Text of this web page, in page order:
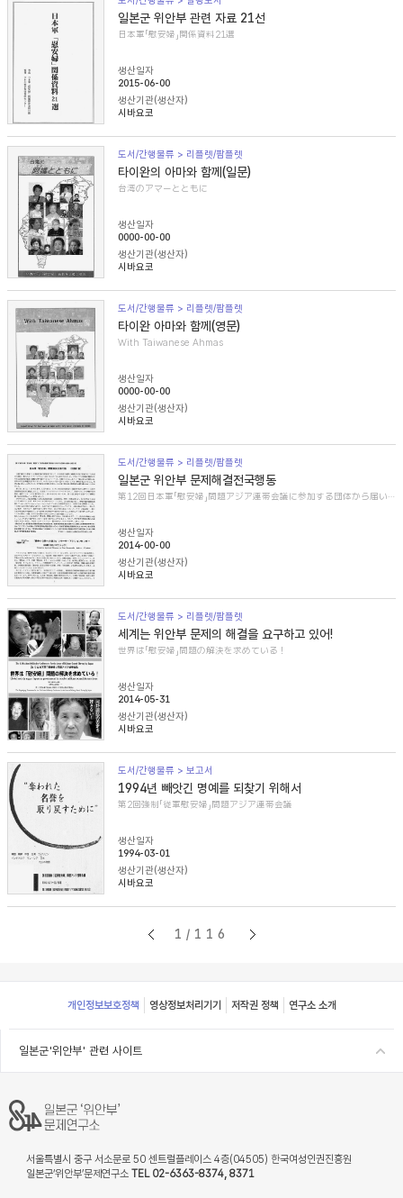
일본군 위안부 관련 자료 21선
日本軍「慰安婦」関係資料21選
생산일자
2015-06-00
생산기관(생산자)
시바요코
도서/간행물류 > 리플렛/팜플렛
타이완의 아마와 함께(일문)
台湾のアマーとともに
생산일자
0000-00-00
생산기관(생산자)
시바요코
도서/간행물류 > 리플렛/팜플렛
타이완 아마와 함께(영문)
With Taiwanese Ahmas
생산일자
0000-00-00
생산기관(생산자)
시바요코
도서/간행물류 > 리플렛/팜플렛
일본군 위안부 문제해결전국행동
第12回日本軍「慰安婦」問題アジア連帯会議に参加する団体から届いた紹介文
생산일자
2014-00-00
생산기관(생산자)
시바요코
도서/간행물류 > 리플렛/팜플렛
세계는 위안부 문제의 해결을 요구하고 있어!
世界は「慰安婦」問題の解決を求めている！
생산일자
2014-05-31
생산기관(생산자)
시바요코
도서/간행물류 > 보고서
1994년 빼앗긴 명예를 되찾기 위해서
第2回強制「従軍慰安婦」問題アジア連帯会議
생산일자
1994-03-01
생산기관(생산자)
시바요코
1/116
Footer
개인정보보호정책 영상정보처리기기 저작권 정책 연구소 소개
일본군'위안부' 관련 사이트
서울특별시 중구 서소문로 50 센트럴플레이스 4층(04505) 한국여성인권진흥원
일본군‘위안부’문제연구소 TEL 02-6363-8374, 8371